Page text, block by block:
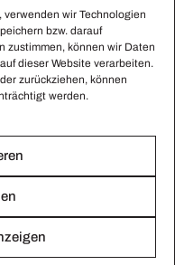
wir Technologien
bzw. darauf
zustimmen, können wir Daten
dieser Website verarbeiten.
zurückziehen, können
werden.